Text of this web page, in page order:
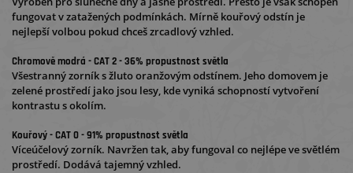
fungovat v zatažených podmínkách. Mírně kouřový odstín je
nejlepší volbou pokud chceš zrcadlový vzhled.
Chromově modrá - CAT 2 - 36% propustnost světla
Všestranný zorník s žluto oranžovým odstínem. Jeho domovem je
zelené prostředí jako jsou lesy, kde vyniká schopností vytvoření
kontrastu s okolím.
Kouřový - CAT 0 - 91% propustnost světla
Víceúčelový zorník. Navržen tak, aby fungoval co nejlépe ve světlém
prostředí. Dodává tajemný vzhled.